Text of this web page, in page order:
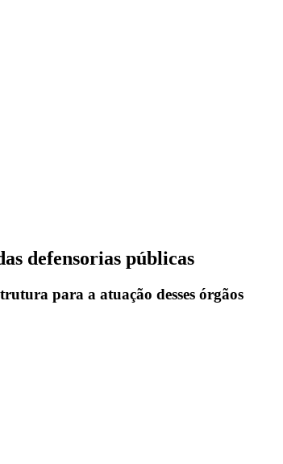
defensorias públicas
para a atuação desses órgãos